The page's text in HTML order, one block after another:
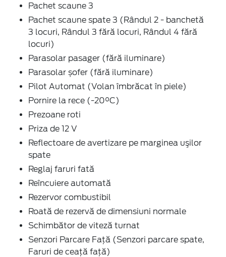
Pachet scaune 3
Pachet scaune spate 3 (Rândul 2 - banchetă
3 locuri, Rândul 3 fără locuri, Rândul 4 fără
locuri)
Parasolar pasager (fără iluminare)
Parasolar șofer (fără iluminare)
Pilot Automat (Volan îmbrăcat în piele)
Pornire la rece (-20°C)
Prezoane roti
Priza de 12 V
Reflectoare de avertizare pe marginea uşilor
spate
Reglaj faruri fată
Reîncuiere automată
Rezervor combustibil
Roată de rezervă de dimensiuni normale
Schimbător de viteză turnat
Senzori Parcare Faţă (Senzori parcare spate,
Faruri de ceaţă faţă)